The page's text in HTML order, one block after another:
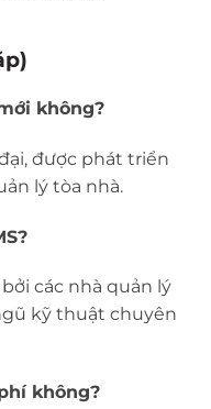
không?
được phát triển
lý tòa nhà.
các nhà quản lý
kỹ thuật chuyên
không?